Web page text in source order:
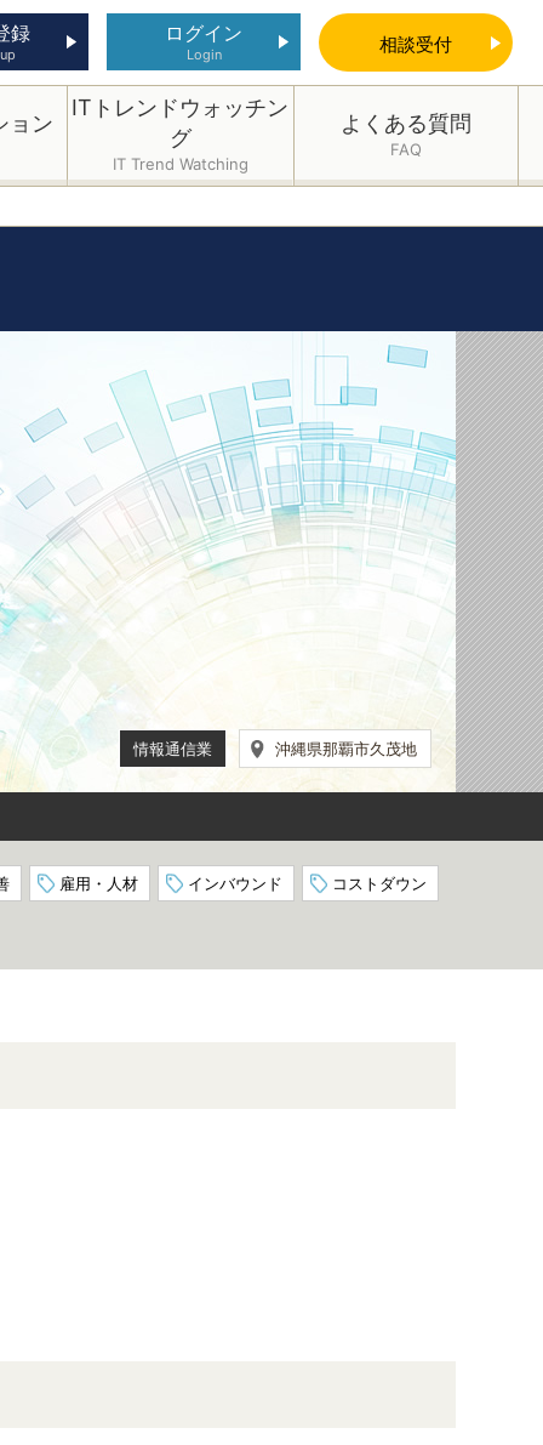
録 ログイン
Login 相談受付
ョン
ITトレンドウォッチン
グ
IT Trend Watching
よくある質問
FAQ
情報通信業 沖縄県那覇市久茂地
雇用・人材 インバウンド コストダウン